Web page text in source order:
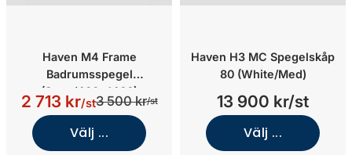
Haven M4 Frame
Badrumsspegel
(Svart/400x1460)
2 713 kr/st3 500 kr/st
Välj ...
Haven H3 MC Spegelskåp
80 (White/Med)
13 900 kr/st
Välj ...